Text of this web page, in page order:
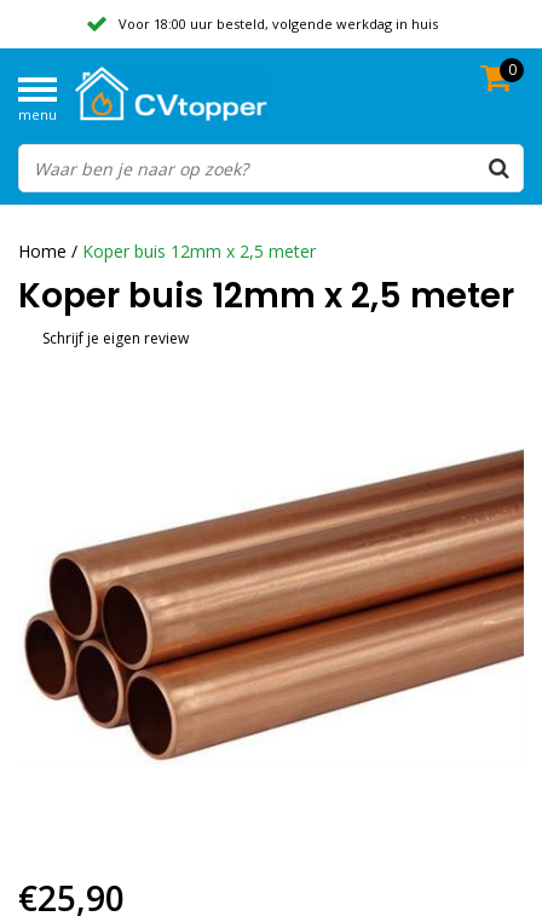
Voor 18:00 uur besteld, volgende werkdag in huis
Beoordeeld met een 9,8
menu
0
Home / Koper buis 12mm x 2,5 meter
Koper buis 12mm x 2,5 meter
Schrijf je eigen review
€25,90